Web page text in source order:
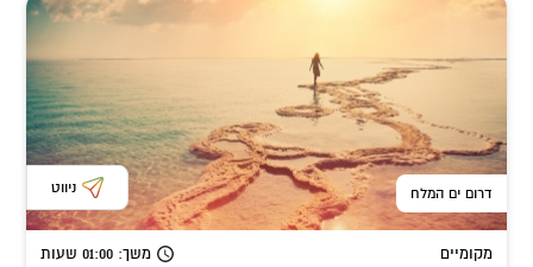
דרום ים המלח ניווט
מקומיים משך: 01:00 שעות